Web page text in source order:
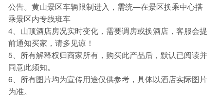
公告。黄山景区车辆限制进入，需统—在景区换乘中心搭
乘景区内专线班车
4、山顶酒店房况实时变化，需要调房或换酒店，客服会提
前通知买家，请多见谅！
5、所有解释权归商家所有，购买此产品后，默认已阅读并
同意此须知。
6、所有图片均为宣传用途仅供参考，具体以酒店实际图片
为准。